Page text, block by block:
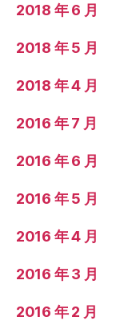
2018 年 6 月
2018 年 5 月
2018 年 4 月
2016 年 7 月
2016 年 6 月
2016 年 5 月
2016 年 4 月
2016 年 3 月
2016 年 2 月